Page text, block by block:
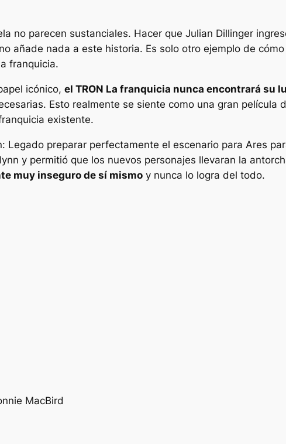
no parecen sustanciales. Hacer que Julian Dillinger
no añade nada a este historia. Es solo otro ejemplo de
franquicia.
icónico, el TRON La franquicia nunca encontrará su
Esto realmente se siente como una gran película
existente.
Legado preparar perfectamente el escenario para Ares
y permitió que los nuevos personajes llevaran la
muy inseguro de sí mismo y nunca lo logra del todo.
MacBird